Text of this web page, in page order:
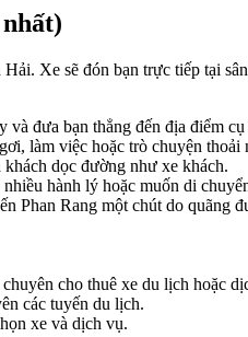
Xe sẽ đón bạn trực tiếp tại
và đưa bạn thẳng đến địa
làm việc hoặc trò chuyện thoải
dọc đường như xe khách.
hành lý hoặc muốn di
Phan Rang một chút do quãng
cho thuê xe du lịch hoặc
các tuyến du lịch.
xe và dịch vụ.